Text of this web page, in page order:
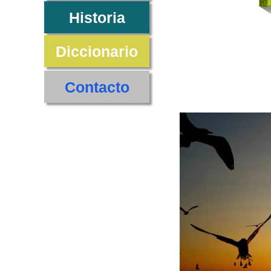
Historia
Diccionario
Contacto